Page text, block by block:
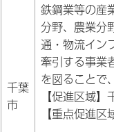
千葉
市
鉄鋼業等の産
分野、農業分
通・物流イン
牽引する事業
を図ることで
【促進区域】
【重点促進